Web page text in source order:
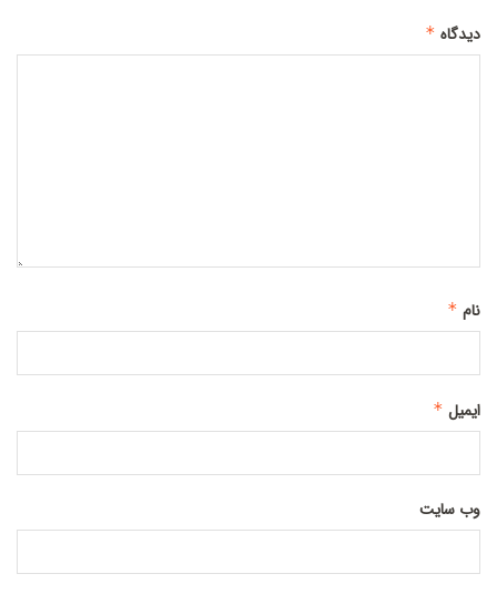
دیدگاه *
نام *
ایمیل *
وب‌ سایت